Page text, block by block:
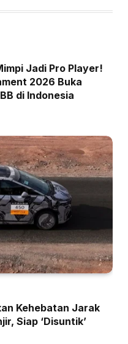
Jadi Pro Player!
2026 Buka
di Indonesia
Kehebatan Jarak
Siap ‘Disuntik’